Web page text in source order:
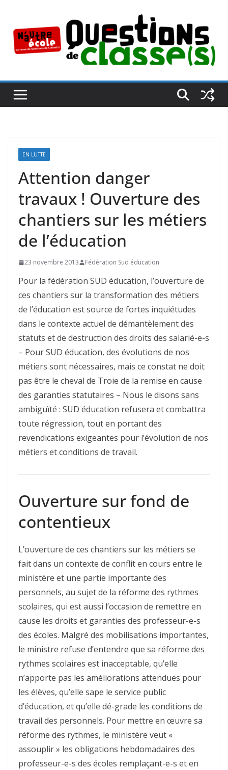
contenu
EN LUTTE
Attention danger
travaux ! Ouverture des
chantiers sur les métiers
de l’éducation
23 novembre 2013 Fédération Sud éducation
Pour la fédération SUD éducation, l’ouverture de
ces chantiers sur la transformation des métiers
de l’éducation est source de fortes inquiétudes
dans le contexte actuel de démantèlement des
statuts et de destruction des droits des salarié-e-s
– Pour SUD éducation, des évolutions de nos
métiers sont nécessaires, mais ce constat ne doit
pas être le cheval de Troie de la remise en cause
des garanties statutaires – Nous le disons sans
ambiguïté : SUD éducation refusera et combattra
toute régression, tout en portant des
revendications exigeantes pour l’évolution de nos
métiers et conditions de travail.
Ouverture sur fond de
contentieux
L’ouverture de ces chantiers sur les métiers se
fait dans un contexte de conflit en cours entre le
ministère et une partie importante des
personnels, au sujet de la réforme des rythmes
scolaires, qui est aussi l’occasion de remettre en
cause les droits et garanties des professeur-e-s
des écoles. Malgré des mobilisations importantes,
le ministre refuse d’entendre que sa réforme des
rythmes scolaires est inacceptable, qu’elle
n’apporte pas les améliorations attendues pour
les élèves, qu’elle sape le service public
d’éducation, et qu’elle dé-grade les conditions de
travail des personnels. Pour mettre en œuvre sa
réforme des rythmes, le ministère veut «
assouplir » les obligations hebdomadaires des
professeur-e-s des écoles remplaçant-e-s et en